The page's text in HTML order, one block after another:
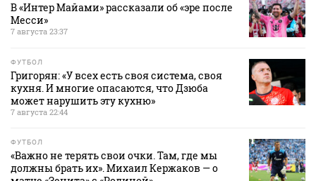
В «Интер Майами» рассказали об «эре после
Месси»
7 августа 23:37
ФУТБОЛ
Григорян: «У всех есть своя система, своя
кухня. И многие опасаются, что Дзюба
может нарушить эту кухню»
7 августа 22:44
ФУТБОЛ
«Важно не терять свои очки. Там, где мы
должны брать их». Михаил Кержаков — о